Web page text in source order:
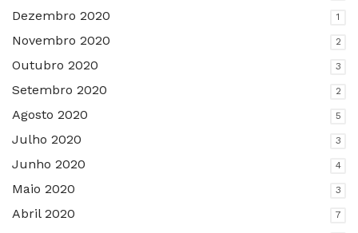
Dezembro 2020 1
Novembro 2020 2
Outubro 2020 3
Setembro 2020 2
Agosto 2020 5
Julho 2020 3
Junho 2020 4
Maio 2020 3
Abril 2020 7